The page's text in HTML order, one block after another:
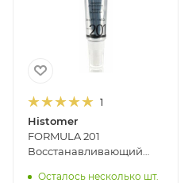
1
Histomer
FORMULA 201
Восстанавливающий
Осталось несколько шт.